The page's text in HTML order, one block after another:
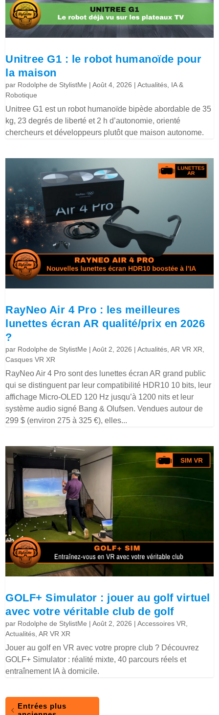
Unitree G1 : le robot humanoïde pour
la maison
par Rodolphe de StylistMe |Août 4, 2026 |Actualités, IA &
Robotique
Unitree G1 est un robot humanoïde bipède abordable de 35
kg, 23 degrés de liberté et 2 h d’autonomie, orienté
chercheurs et développeurs plutôt que maison autonome.
RayNeo Air 4 Pro : les meilleures
lunettes écran AR qualité/prix en 2026
?
par Rodolphe de StylistMe |Août 2, 2026 |Actualités,AR VR XR,
Casques VR XR
RayNeo Air 4 Pro sont des lunettes écran AR grand public
qui se distinguent par leur compatibilité HDR10 10 bits, leur
affichage Micro-OLED 120 Hz jusqu’à 1200 nits et leur
système audio signé Bang & Olufsen. Vendues autour de
299 $ (environ 275 à 325 €), elles...
GOLF+ Simulator : jouer au golf virtuel
avec votre véritable club de golf
par Rodolphe de StylistMe |Août 2, 2026 |Accessoires VR,
Actualités,AR VR XR
Jouer au golf en VR avec votre propre club ? Découvrez
GOLF+ Simulator : réalité mixte, 40 parcours réels et
entraînement IA à domicile.
Entrées plus